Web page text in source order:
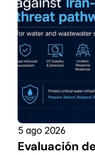
5 ago 2026
Evaluación